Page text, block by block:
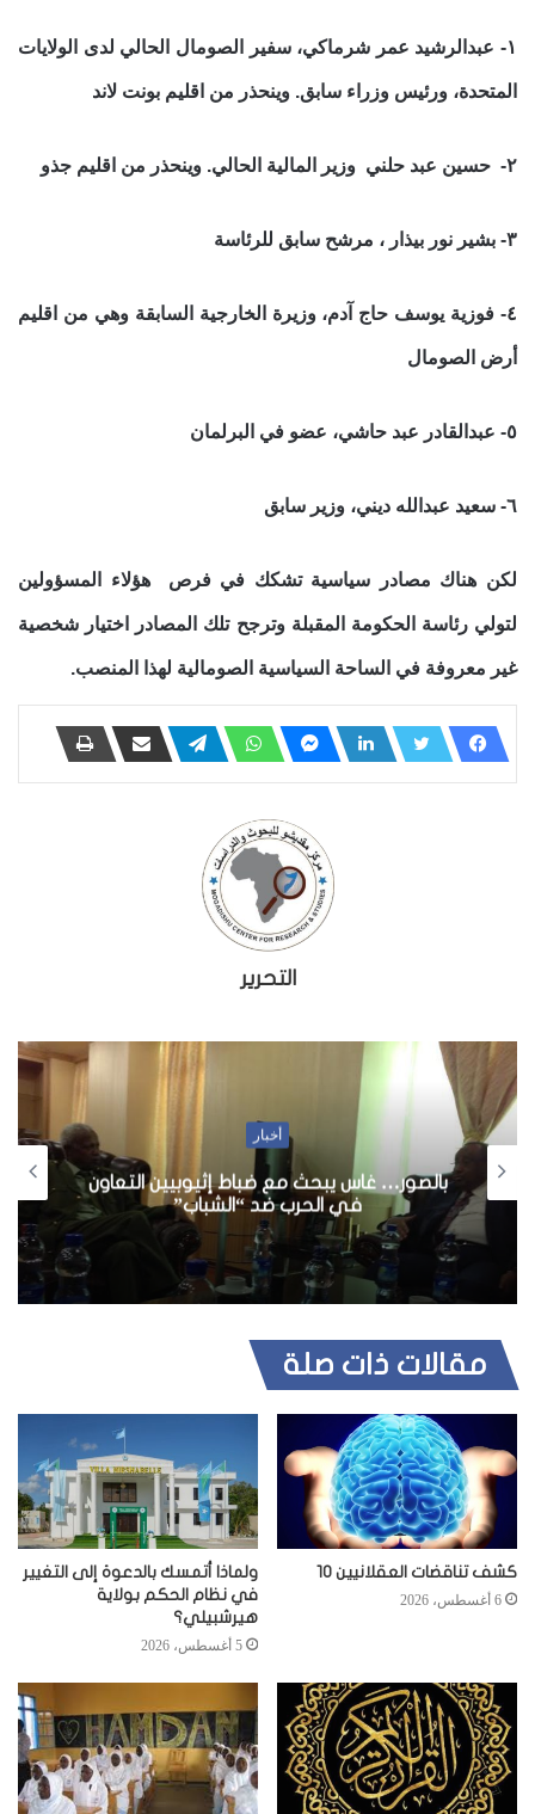
١- عبدالرشيد عمر شرماكي، سفير الصومال الحالي لدى الولايات
المتحدة، ورئيس وزراء سابق. وينحذر من اقليم بونت لاند
٢- حسين عبد حلني وزير المالية الحالي. وينحذر من اقليم جذو
٣- بشير نور بيذار ، مرشح سابق للرئاسة
٤- فوزية يوسف حاج آدم، وزيرة الخارجية السابقة وهي من اقليم
أرض الصومال
٥- عبدالقادر عبد حاشي، عضو في البرلمان
٦- سعيد عبدالله ديني، وزير سابق
لكن هناك مصادر سياسية تشكك في فرص هؤلاء المسؤولين
لتولي رئاسة الحكومة المقبلة وترجح تلك المصادر اختيار شخصية
غير معروفة في الساحة السياسية الصومالية لهذا المنصب.
التحرير
أخبار
بالصور… غاس يبحث مع ضباط إثيوبيين التعاون
في الحرب ضد “الشباب”
مقالات ذات صلة
كشف تناقضات العقلانيين 10
6 أغسطس، 2026
ولماذا أتمسك بالدعوة إلى التغيير
في نظام الحكم بولاية
هيرشبيلي؟
5 أغسطس، 2026